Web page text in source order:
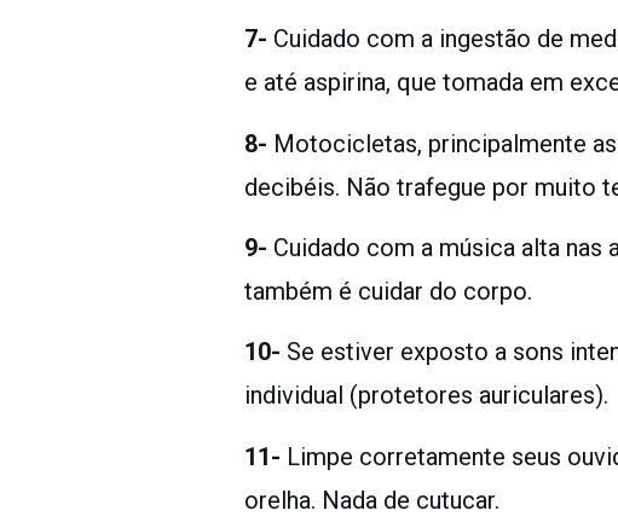
7- Cuidado com a ingestão de
e até aspirina, que tomada em
8- Motocicletas, principalmente
decibéis. Não trafegue por muito
9- Cuidado com a música alta nas
também é cuidar do corpo.
10- Se estiver exposto a sons
individual (protetores auriculares).
11- Limpe corretamente seus
orelha. Nada de cutucar.